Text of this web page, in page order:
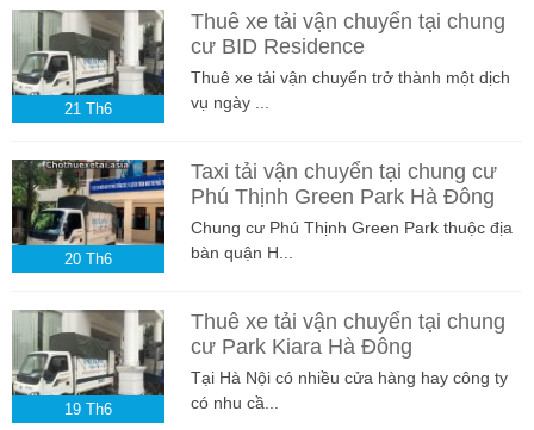
21 Th6
Thuê xe tải vận chuyển tại chung
cư BID Residence
Thuê xe tải vận chuyển trở thành một dịch
vụ ngày ...
20 Th6
Taxi tải vận chuyển tại chung cư
Phú Thịnh Green Park Hà Đông
Chung cư Phú Thịnh Green Park thuộc địa
bàn quận H...
19 Th6
Thuê xe tải vận chuyển tại chung
cư Park Kiara Hà Đông
Tại Hà Nội có nhiều cửa hàng hay công ty
có nhu cầ...